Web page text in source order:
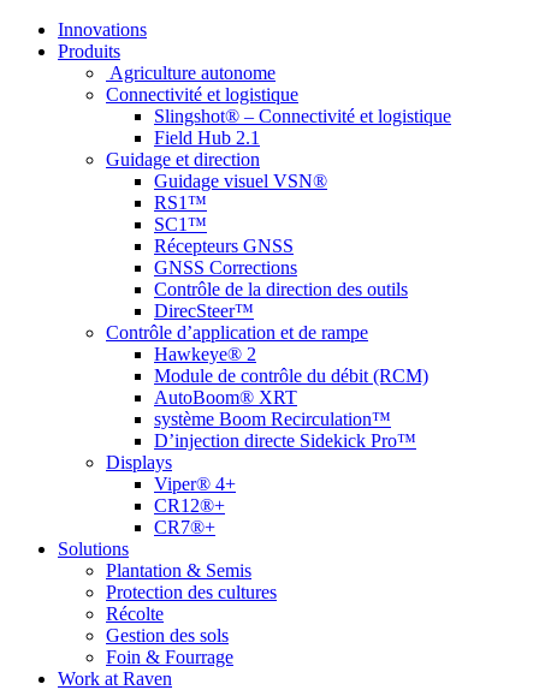
Innovations
Produits
Agriculture autonome
Connectivité et logistique
Slingshot® – Connectivité et logistique
Field Hub 2.1
Guidage et direction
Guidage visuel VSN®
RS1™
SC1™
Récepteurs GNSS
GNSS Corrections
Contrôle de la direction des outils
DirecSteer™
Contrôle d’application et de rampe
Hawkeye® 2
Module de contrôle du débit (RCM)
AutoBoom® XRT
système Boom Recirculation™
D’injection directe Sidekick Pro™
Displays
Viper® 4+
CR12®+
CR7®+
Solutions
Plantation & Semis
Protection des cultures
Récolte
Gestion des sols
Foin & Fourrage
Work at Raven